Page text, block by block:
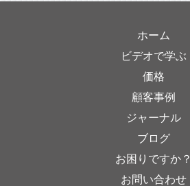
ホーム
ビデオで学ぶ
価格
顧客事例
ジャーナル
ブログ
お困りですか？
お問い合わせ